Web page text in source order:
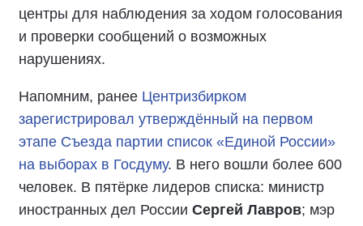
центры для наблюдения за ходом голосования
и проверки сообщений о возможных
нарушениях.
Напомним, ранее Центризбирком
зарегистрировал утверждённый на первом
этапе Съезда партии список «Единой России»
на выборах в Госдуму. В него вошли более 600
человек. В пятёрке лидеров списка: министр
иностранных дел России Сергей Лавров; мэр